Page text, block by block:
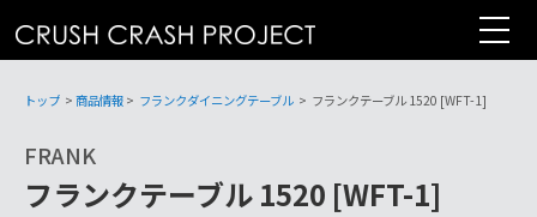
テ
トップ > 商品情報> フランクダイニングテーブル > フランクテーブル 1520 [WFT-1]
FRANK
フランクテーブル 1520 [WFT-1]